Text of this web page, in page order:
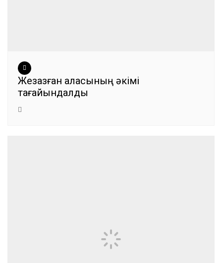
Жезқазған қаласының әкімі
тағайындалды